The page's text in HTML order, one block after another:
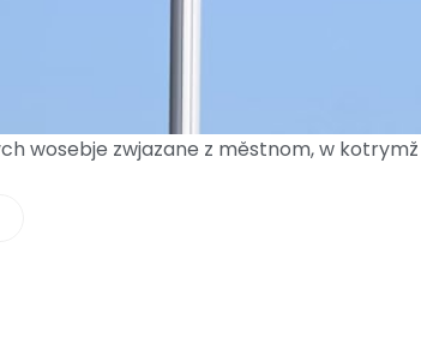
wosebje zwjazane z městnom, w